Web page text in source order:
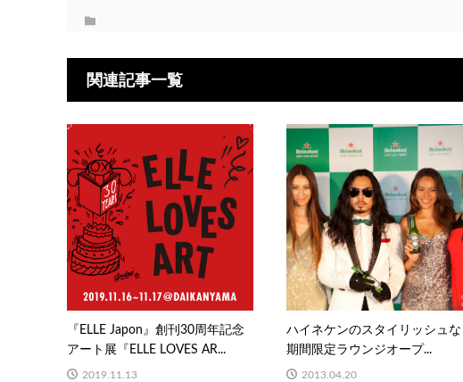
関連記事一覧
『ELLE Japon』創刊30周年記念
アート展『ELLE LOVES AR...
2019.11.13
ハイネケンのスタイリッシュな
期間限定ラウンジオープ...
2013.04.20